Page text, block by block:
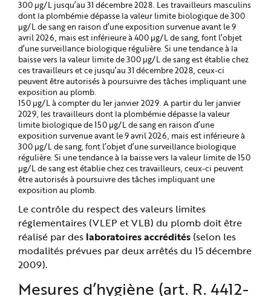
300 µg/L jusqu’au 31 décembre 2028. Les travailleurs masculins
dont la plombémie dépasse la valeur limite biologique de 300
µg/L de sang en raison d’une exposition survenue avant le 9
avril 2026, mais est inférieure à 400 µg/L de sang, font l’objet
d’une surveillance biologique régulière. Si une tendance à la
baisse vers la valeur limite de 300 µg/L de sang est établie chez
ces travailleurs et ce jusqu’au 31 décembre 2028, ceux-ci
peuvent être autorisés à poursuivre des tâches impliquant une
exposition au plomb.
150 µg/L à compter du 1er janvier 2029. A partir du 1er janvier
2029, les travailleurs dont la plombémie dépasse la valeur
limite biologique de 150 µg/L de sang en raison d’une
exposition survenue avant le 9 avril 2026, mais est inférieure à
300 µg/L de sang, font l’objet d’une surveillance biologique
régulière. Si une tendance à la baisse vers la valeur limite de 150
µg/L de sang est établie chez ces travailleurs, ceux-ci peuvent
être autorisés à poursuivre des tâches impliquant une
exposition au plomb.
Le contrôle du respect des valeurs limites
réglementaires (VLEP et VLB) du plomb doit être
réalisé par des laboratoires accrédités (selon les
modalités prévues par deux arrêtés du 15 décembre
2009).
Mesures d’hygiène (art. R. 4412-